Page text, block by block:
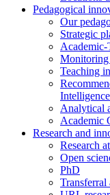
Pedagogical
Our
Strategic
Teaching
Analytical
Academic
Research and
Research
Open
PhD